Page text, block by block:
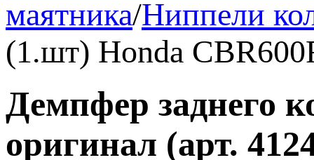
маятника/Ниппели
(1.шт) Honda
Демпфер заднего
оригинал (арт.